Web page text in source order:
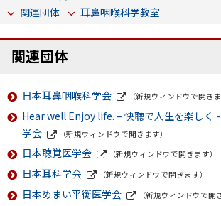
置
の
階
関連団体
耳鼻咽喉科学教室
関連団体
日本耳鼻咽喉科学会
部
サ
イ
ト
（新規ウィンドウで開きま
Hear well Enjoy life. – 快聴で人生を楽しく
学会
外
部
サ
イ
ト
（新規ウィンドウで開きます）
日本聴覚医学会
部
サ
イ
（新規ウィンドウで開きます）
日本耳科学会
部
（新規ウィンドウで開きます）
日本めまい平衡医学会
（新規ウィンドウで開